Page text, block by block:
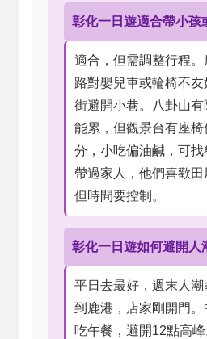
彰化一日遊適合帶小孩
適合，但需調整行程。
路對嬰兒車或輪椅不
街避開小巷。八卦山
能累，但觀景台有座
分，小吃偏油鹹，可
帶過家人，他們喜歡田
但時間要控制。
彰化一日遊如何避開人
平日去最好，週末人
到鹿港，店家剛開門
吃午餐，避開12點高